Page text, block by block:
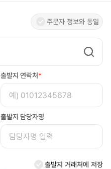
주문자 정보와 동일
출발지 연락처*
출발지 담당자명
출발지 거래처에 저장